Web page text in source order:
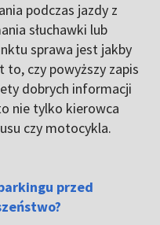
podczas jazdy z
słuchawki lub
sprawa jest jakby
czy powyższy zapis
dobrych informacji
nie tylko kierowca
czy motocykla.
przed